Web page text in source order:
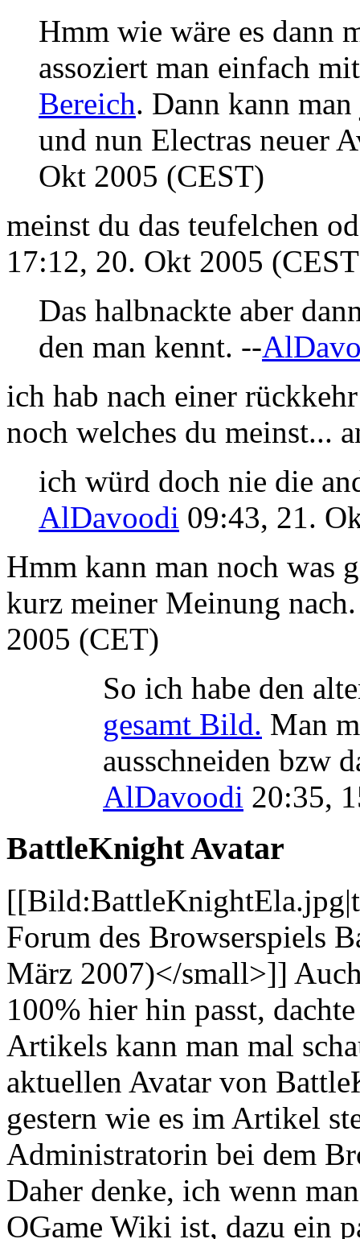
Hmm wie wäre es dann
assoziert man einfach
Bereich. Dann kann
und nun Electras neuer
Okt 2005 (CEST)
meinst du das teufelchen
17:12, 20. Okt 2005
Das halbnackte aber
den man kennt. --
ich hab nach einer
noch welches du meinst...
ich würd doch nie die
AlDavoodi 09:43, 21.
Hmm kann man noch was
kurz meiner Meinung
2005 (CET)
So ich habe den
gesamt Bild. Man
ausschneiden bzw
AlDavoodi 20:35,
BattleKnight Avatar
Forum des Browserspiels
März 2007)</small>]]
100% hier hin passt,
Artikels kann man mal
aktuellen Avatar von
gestern wie es im Artikel
Administratorin bei dem
Daher denke, ich wenn
OGame Wiki ist, dazu ein